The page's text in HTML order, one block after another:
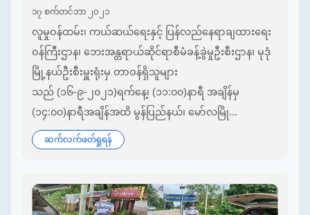
၁၇ စက်တင်ဘာ ၂၀၂၁
လူမှုဝန်ထမ်း၊ ကယ်ဆယ်ရေးနှင့် ပြန်လည်နေရာချထားရေး
ဝန်ကြီးဌာန၊ ဘေးအန္တရာယ်ဆိုင်ရာစီမံခန့်ခွဲမှုဦးစီးဌာန၊ မုဒုံ
မြို့နယ်ဦးစီးမှူးရုံးမှ တာဝန်ရှိသူများ
သည် (၁၆-၉-၂၀၂၁)ရက်နေ့၊ (၁၁:၀၀)နာရီ အချိန်မှ
(၁၄:၀၀)နာရီအချိန်အထိ မွန်ပြည်နယ်၊ မော်လမြို...
ဆက်လက်ဖတ်ရှုရန်